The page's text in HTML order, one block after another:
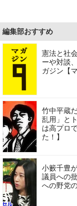
編集部おすすめ
憲法と社
ーや対談
ガジン【
竹中平蔵
乱用」と
は高プロ
た！】
小籔千豊
議員への
への野党